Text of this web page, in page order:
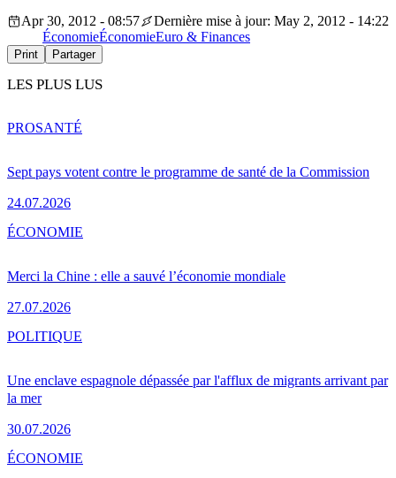
Apr 30, 2012 - 08:57
Dernière mise à jour: May 2, 2012 - 14:22
ÉconomieÉconomieEuro & Finances
Print Partager
LES PLUS LUS
Sept pays votent contre le programme de santé de la Commission
24.07.2026
PROSANTÉ
Merci la Chine : elle a sauvé l’économie mondiale
27.07.2026
ÉCONOMIE
Une enclave espagnole dépassée par l'afflux de migrants arrivant par
la mer
30.07.2026
POLITIQUE
ÉCONOMIE